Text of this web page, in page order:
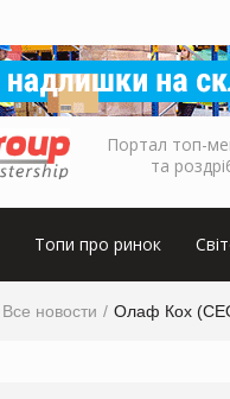
Портал топ-
та
Топи про ринок
Все новости Олаф Кох